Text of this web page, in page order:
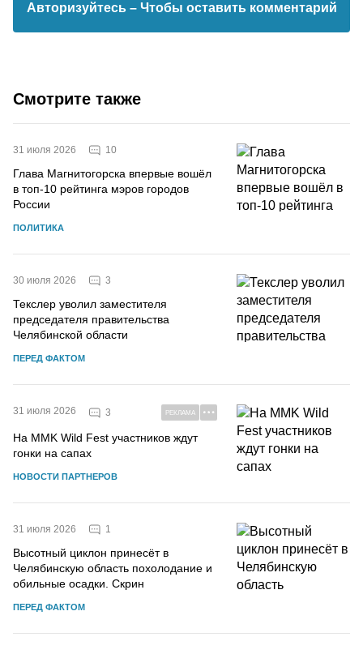
Авторизуйтесь – Чтобы оставить комментарий
Смотрите также
31 июля 2026 10
Глава Магнитогорска впервые вошёл
в топ-10 рейтинга мэров городов
России
ПОЛИТИКА
30 июля 2026 3
Текслер уволил заместителя
председателя правительства
Челябинской области
ПЕРЕД ФАКТОМ
31 июля 2026 3 РЕКЛАМА
На MMK Wild Fest участников ждут
гонки на сапах
НОВОСТИ ПАРТНЕРОВ
31 июля 2026 1
Высотный циклон принесёт в
Челябинскую область похолодание и
обильные осадки. Скрин
ПЕРЕД ФАКТОМ